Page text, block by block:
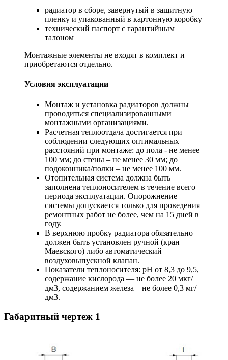
радиатор в сборе, завернутый в защитную
пленку и упакованный в картонную коробку
технический паспорт с гарантийным
талоном
Монтажные элементы не входят в комплект и
приобретаются отдельно.
Условия эксплуатации
Монтаж и установка радиаторов должны
проводиться специализированными
монтажными организациями.
Расчетная теплоотдача достигается при
соблюдении следующих оптимальных
расстояний при монтаже: до пола - не менее
100 мм; до стены – не менее 30 мм; до
подоконника/полки – не менее 100 мм.
Отопительная система должна быть
заполнена теплоносителем в течение всего
периода эксплуатации. Опорожнение
системы допускается только для проведения
ремонтных работ не более, чем на 15 дней в
году.
В верхнюю пробку радиатора обязательно
должен быть установлен ручной (кран
Маевского) либо автоматический
воздуховыпускной клапан.
Показатели теплоносителя: pH от 8,3 до 9,5,
содержание кислорода — не более 20 мкг/
дм3, содержанием железа – не более 0,3 мг/
дм3.
Габаритный чертеж 1